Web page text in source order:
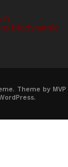
biodynamie
Theme by